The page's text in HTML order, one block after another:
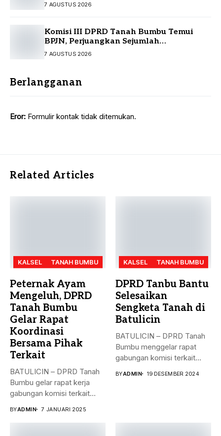
7 AGUSTUS 2026
Komisi III DPRD Tanah Bumbu Temui
BPJN, Perjuangkan Sejumlah
Infrastruktur Strategis
7 AGUSTUS 2026
Berlangganan
Eror: Formulir kontak tidak ditemukan.
Related Articles
KALSEL TANAH BUMBU
Peternak Ayam
Mengeluh, DPRD
Tanah Bumbu
Gelar Rapat
Koordinasi
Bersama Pihak
Terkait
BATULICIN – DPRD Tanah
Bumbu gelar rapat kerja
gabungan komisi terkait
BYADMIN 7 JANUARI 2025
KALSEL TANAH BUMBU
DPRD Tanbu Bantu
Selesaikan
Sengketa Tanah di
Batulicin
BATULICIN – DPRD Tanah
Bumbu menggelar rapat
gabungan komisi terkait
BYADMIN 19 DESEMBER 2024